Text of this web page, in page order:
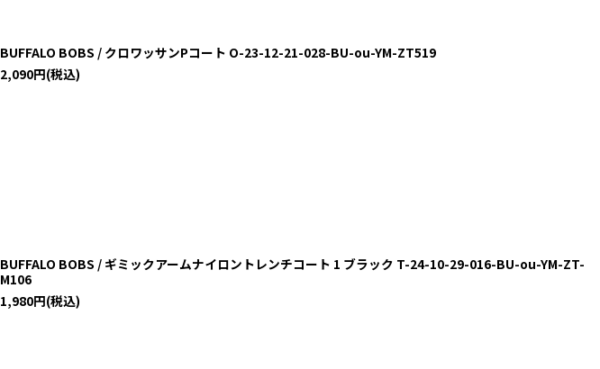
BUFFALO BOBS / クロワッサンPコート O-23-12-21-028-BU-ou-YM-ZT519
2,090円(税込)
BUFFALO BOBS / ギミックアームナイロントレンチコート 1 ブラック T-24-10-29-016-BU-ou-YM-ZT-
M106
1,980円(税込)